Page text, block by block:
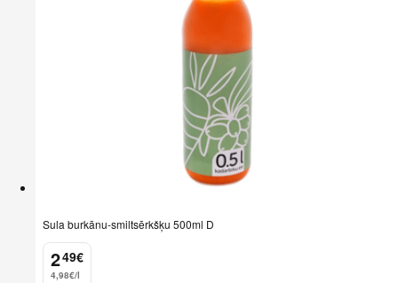
Sula burkānu-smiltsērkšķu 500ml D
2
. 49€
4,98€/l